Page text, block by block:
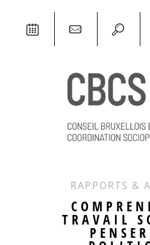
RAPPORTS &
TRAVAIL